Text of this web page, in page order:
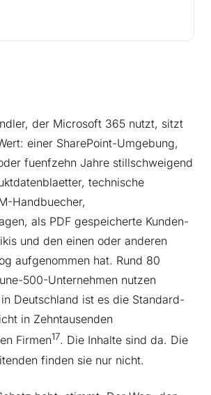
der Microsoft 365 nutzt, sitzt
einer SharePoint-Umgebung,
fuenfzehn Jahre stillschweigend
technische
Handbuecher,
als PDF gespeicherte Kunden-
und den einen oder anderen
aufgenommen hat. Rund 80
500-Unternehmen nutzen
Deutschland ist es die Standard-
in Zehntausenden
Firmen17. Die Inhalte sind da. Die
finden sie nur nicht.